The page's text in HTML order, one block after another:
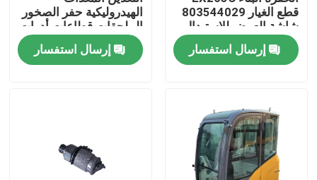
المنتجات
حول بنا
قطع الغيار 803544029
شاشة العرض للاستبدال
إرسال استفسار
الهيدروليكية حفر الصخور
الملحقات قطاعات أدوات
الحفر 413480383
413480377
413480387
إرسال استفسار